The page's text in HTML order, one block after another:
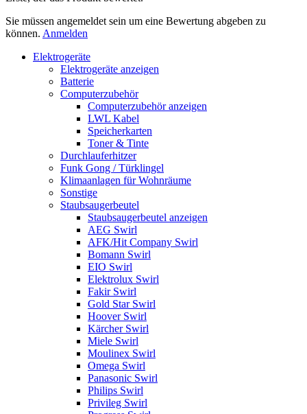
Sie müssen angemeldet sein um eine Bewertung abgeben zu
können. Anmelden
Elektrogeräte
Elektrogeräte anzeigen
Batterie
Computerzubehör
Computerzubehör anzeigen
LWL Kabel
Speicherkarten
Toner & Tinte
Durchlauferhitzer
Funk Gong / Türklingel
Klimaanlagen für Wohnräume
Sonstige
Staubsaugerbeutel
Staubsaugerbeutel anzeigen
AEG Swirl
AFK/Hit Company Swirl
Bomann Swirl
EIO Swirl
Elektrolux Swirl
Fakir Swirl
Gold Star Swirl
Hoover Swirl
Kärcher Swirl
Miele Swirl
Moulinex Swirl
Omega Swirl
Panasonic Swirl
Philips Swirl
Privileg Swirl